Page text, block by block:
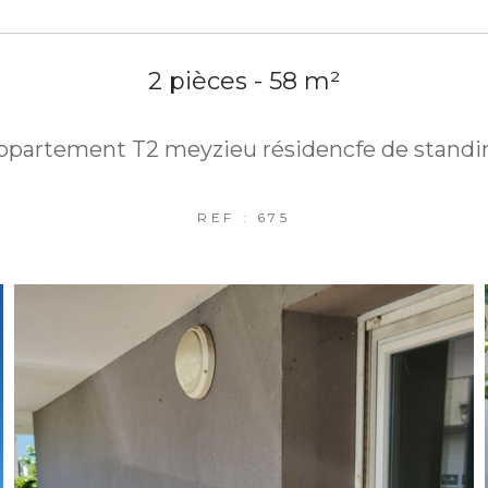
2 pièces - 58 m²
T2 meyzieu résidencfe de
REF : 675